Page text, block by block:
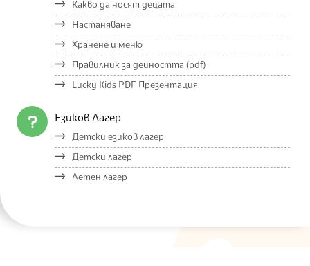
Какво да носят децата
Настаняване
Хранене и меню
Правилник за дейността (pdf)
Lucky Kids PDF Презентация
Езиков Лагер
Детски езиков лагер
Детски лагер
Летен лагер